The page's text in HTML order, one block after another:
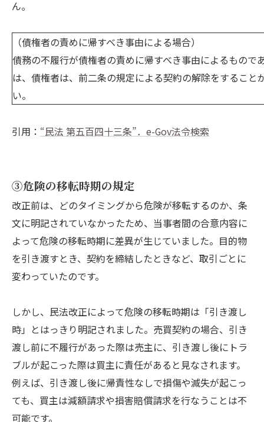
ん。
（債権者の責めに帰すべき事由による場合）
債務の不履行が債権者の責めに帰すべき事由によるもので
は、債権者は、前二条の規定による契約の解除をすること
い。
引用： “民法 第五百四十三条”．e-Gov法令検索
③危険の移転時期の規定
改正前は、どのタイミングから危険が移転するのか、条
文に明記されていなかったため、当事者間の合意内容に
よって危険の移転時期に差異が生じていました。目的物
を引き渡すとき、契約を締結したときなど、取引ごとに
変わっていたのです。
しかし、民法改正によって危険の移転時期は「引き渡し
時」とはっきり明記されました。売買契約の場合、引き
渡し前に不履行があった際は売主に、引き渡し後にトラ
ブルが起こった際は買主に責任があると見なされます。
例えば、引き渡し後に帰責性なしで損傷や滅失が起こっ
ても、買主は減額請求や損害賠償請求を行なうことは不
可能です。